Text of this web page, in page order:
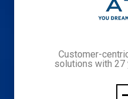
Customer-
solutions with 27